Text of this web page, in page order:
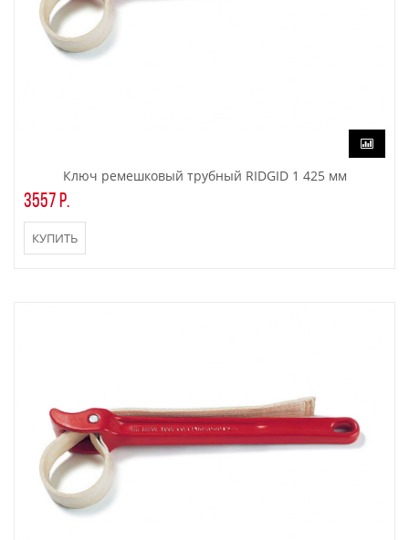
Ключ ремешковый трубный RIDGID 1 425 мм
3557 р.
КУПИТЬ